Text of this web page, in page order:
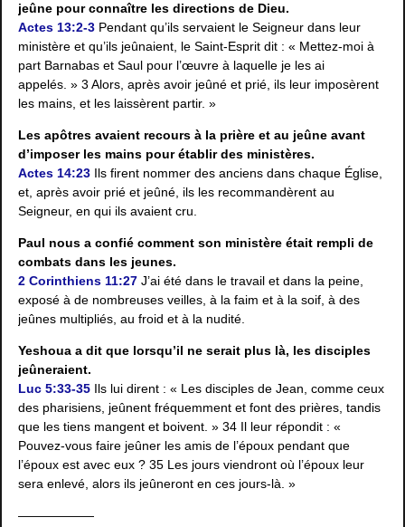
jeûne pour connaître les directions de Dieu.
Actes 13:2-3 Pendant qu’ils servaient le Seigneur dans leur
ministère et qu’ils jeûnaient, le Saint-Esprit dit : « Mettez-moi à
part Barnabas et Saul pour l’œuvre à laquelle je les ai
appelés. » 3 Alors, après avoir jeûné et prié, ils leur imposèrent
les mains, et les laissèrent partir. »
Les apôtres avaient recours à la prière et au jeûne avant
d’imposer les mains pour établir des ministères.
Actes 14:23 Ils firent nommer des anciens dans chaque Église,
et, après avoir prié et jeûné, ils les recommandèrent au
Seigneur, en qui ils avaient cru.
Paul nous a confié comment son ministère était rempli de
combats dans les jeunes.
2 Corinthiens 11:27 J’ai été dans le travail et dans la peine,
exposé à de nombreuses veilles, à la faim et à la soif, à des
jeûnes multipliés, au froid et à la nudité.
Yeshoua a dit que lorsqu’il ne serait plus là, les disciples
jeûneraient.
Luc 5:33-35 Ils lui dirent : « Les disciples de Jean, comme ceux
des pharisiens, jeûnent fréquemment et font des prières, tandis
que les tiens mangent et boivent. » 34 Il leur répondit : «
Pouvez-vous faire jeûner les amis de l’époux pendant que
l’époux est avec eux ? 35 Les jours viendront où l’époux leur
sera enlevé, alors ils jeûneront en ces jours-là. »
——————